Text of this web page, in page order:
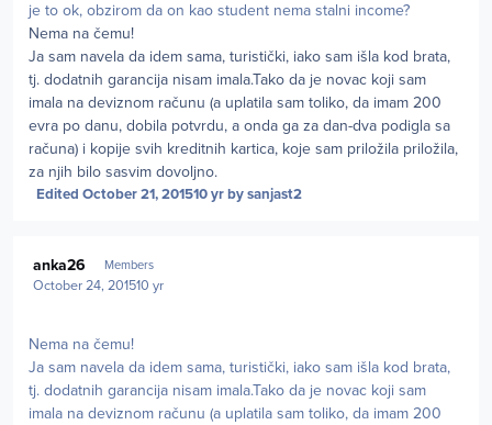
je to ok, obzirom da on kao student nema stalni income?
Nema na čemu!
Ja sam navela da idem sama, turistički, iako sam išla kod brata,
tj. dodatnih garancija nisam imala.Tako da je novac koji sam
imala na deviznom računu (a uplatila sam toliko, da imam 200
evra po danu, dobila potvrdu, a onda ga za dan-dva podigla sa
računa) i kopije svih kreditnih kartica, koje sam priložila priložila,
za njih bilo sasvim dovoljno.
Edited October 21, 201510 yrby sanjast2
anka26 Members
October 24, 201510 yr
Nema na čemu!
Ja sam navela da idem sama, turistički, iako sam išla kod brata,
tj. dodatnih garancija nisam imala.Tako da je novac koji sam
imala na deviznom računu (a uplatila sam toliko, da imam 200